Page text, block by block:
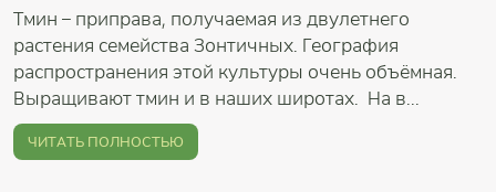
Тмин – приправа, получаемая из двулетнего
растения семейства Зонтичных. География
распространения этой культуры очень объёмная.
Выращивают тмин и в наших широтах. На в...
ЧИТАТЬ ПОЛНОСТЬЮ